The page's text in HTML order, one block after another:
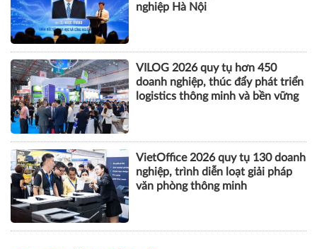
nghiệp Hà Nội
VILOG 2026 quy tụ hơn 450
doanh nghiệp, thúc đẩy phát triển
logistics thông minh và bền vững
VietOffice 2026 quy tụ 130 doanh
nghiệp, trình diễn loạt giải pháp
văn phòng thông minh